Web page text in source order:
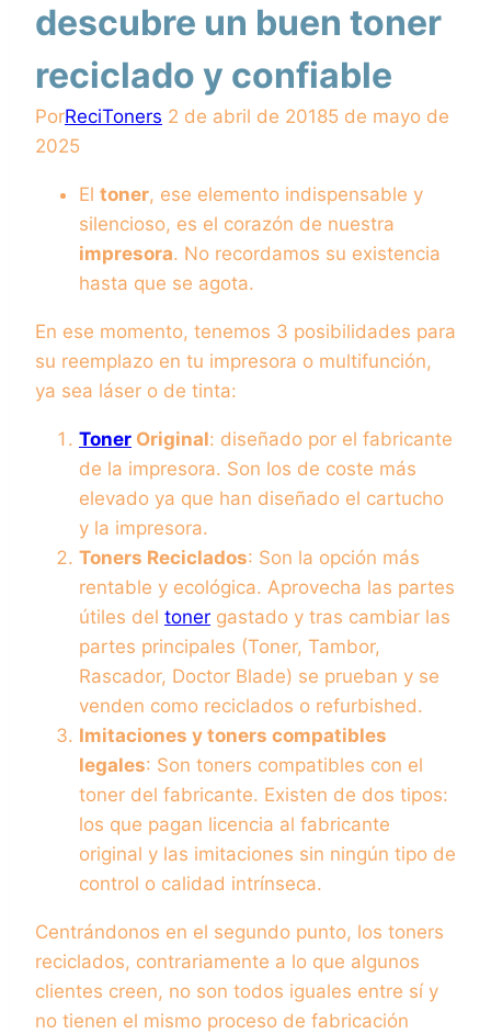
descubre un buen toner
reciclado y confiable
PorReciToners 2 de abril de 20185 de mayo de
2025
El toner, ese elemento indispensable y
silencioso, es el corazón de nuestra
impresora. No recordamos su existencia
hasta que se agota.
En ese momento, tenemos 3 posibilidades para
su reemplazo en tu impresora o multifunción,
ya sea láser o de tinta:
Toner Original: diseñado por el fabricante
de la impresora. Son los de coste más
elevado ya que han diseñado el cartucho
y la impresora.
Toners Reciclados: Son la opción más
rentable y ecológica. Aprovecha las partes
útiles del toner gastado y tras cambiar las
partes principales (Toner, Tambor,
Rascador, Doctor Blade) se prueban y se
venden como reciclados o refurbished.
Imitaciones y toners compatibles
legales: Son toners compatibles con el
toner del fabricante. Existen de dos tipos:
los que pagan licencia al fabricante
original y las imitaciones sin ningún tipo de
control o calidad intrínseca.
Centrándonos en el segundo punto, los toners
reciclados, contrariamente a lo que algunos
clientes creen, no son todos iguales entre sí y
no tienen el mismo proceso de fabricación